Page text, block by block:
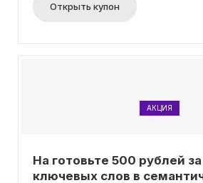
Открыть купон
АКЦИЯ
На готовьте 500 рублей
ключевых слов в